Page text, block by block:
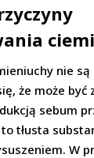
nie są
że może być
sebum
to tłusta
W